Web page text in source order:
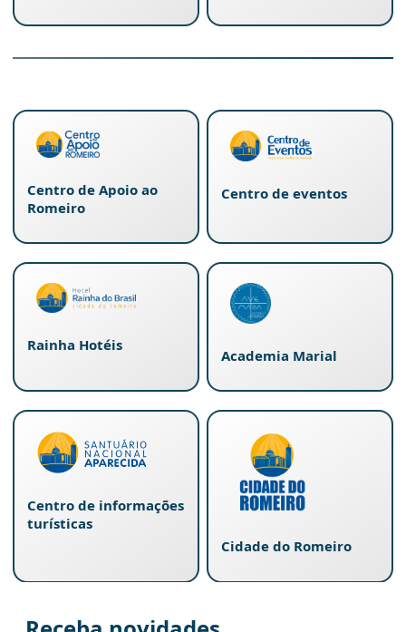
Centro de Apoio ao
Romeiro
Centro de eventos
Rainha Hotéis
Academia Marial
Centro de informações
turísticas
Cidade do Romeiro